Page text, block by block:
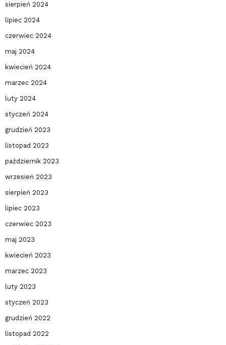
sierpień 2024
lipiec 2024
czerwiec 2024
maj 2024
kwiecień 2024
marzec 2024
luty 2024
styczeń 2024
grudzień 2023
listopad 2023
październik 2023
wrzesień 2023
sierpień 2023
lipiec 2023
czerwiec 2023
maj 2023
kwiecień 2023
marzec 2023
luty 2023
styczeń 2023
grudzień 2022
listopad 2022